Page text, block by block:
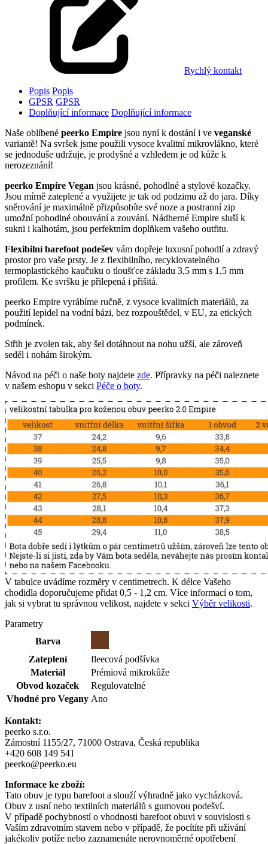
Rychlý kontakt
Popis Popis
GPSR GPSR
Doplňující informace Doplňující informace
Naše oblíbené peerko Empire jsou nyní k dostání i ve veganské
variantě! Na svršek jsme použili vysoce kvalitní mikrovlákno, které
se jednoduše udržuje, je prodyšné a vzhledem je od kůže k
nerozeznání!
peerko Empire Vegan jsou krásné, pohodlné a stylové kozačky.
Jsou mírně zateplené a využijete je tak od podzimu až do jara. Díky
sněrování je maximálně přizpůsobíte své noze a postranní zip
umožní pohodlné obouvání a zouvání. Nádherné Empire sluší k
sukni i kalhotám, jsou perfektním doplňkem vašeho outfitu.
Flexibilní barefoot podešev vám dopřeje luxusní pohodlí a zdravý
prostor pro vaše prsty. Je z flexibilního, recyklovatelného
termoplastického kaučuku o tloušťce základu 3,5 mm s 1,5 mm
profilem. Ke svršku je přilepená i přišitá.
peerko Empire vyrábíme ručně, z vysoce kvalitních materiálů, za
použití lepidel na vodní bázi, bez rozpouštědel, v EU, za etických
podmínek.
Střih je zvolen tak, aby šel dotáhnout na nohu užší, ale zároveň
seděl i nohám širokým.
Návod na péči o naše boty najdete zde. Přípravky na péči naleznete
v našem eshopu v sekci Péče o boty.
V tabulce uvádíme rozměry v centimetrech. K délce Vašeho
chodidla doporučujeme přidat 0,5 - 1,2 cm. Více informací o tom,
jak si vybrat tu správnou velikost, najdete v sekci Výběr velikosti.
Parametry
Barva
Zateplení
fleecová podšívka
Materiál
Prémiová mikrokůže
Obvod kozaček
Regulovatelné
Vhodné pro Vegany Ano
Kontakt:
peerko s.r.o.
Zámostní 1155/27, 71000 Ostrava, Česká republika
+420 608 149 541
peerko@peerko.eu
Informace ke zboží:
Tato obuv je typu barefoot a slouží výhradně jako vycházková.
Obuv z usní nebo textilních materiálů s gumovou podešví.
V případě pochybností o vhodnosti barefoot obuvi v souvislosti s
Vaším zdravotním stavem nebo v případě, že pocítíte při užívání
jakékoliv potíže nebo zaznamenáte nerovnoměrné opotřebení